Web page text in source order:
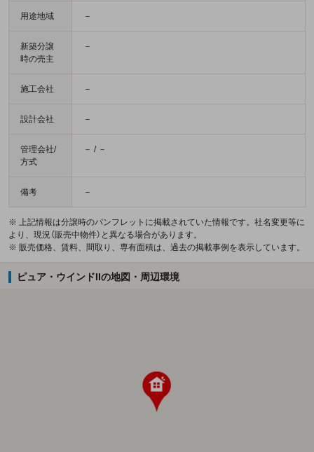
用途地域 －
新築分譲
時の売主
－
施工会社 －
設計会社 －
管理会社/
方式
－ / －
備考 －
※ 上記情報は分譲時のパンフレットに掲載されていた情報です。社名変更等に
より、現況（販売中物件）と異なる場合があります。
※ 販売価格、賃料、間取り、専有面積は、過去の掲載事例を表示しています。
ピュア・ウインドIIの地図・周辺環境